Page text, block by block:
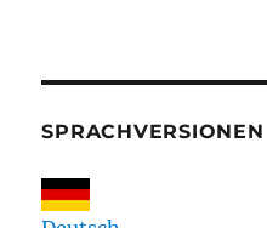
SPRACHVERSIONEN